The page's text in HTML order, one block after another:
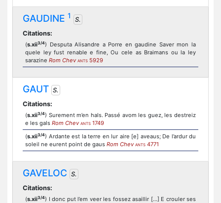
GAUDINE 1
S.
Citations:
(s.xii3/4) Desputa Alisandre a Porre en gaudine Saver mon la
quele ley fust renable e fine, Ou cele as Braimans ou la ley
sarazine Rom Chev ANTS 5929
GAUT S.
Citations:
(s.xii3/4) Surement m’en hals. Passé avom les guez, les destreiz
e les gals Rom Chev ANTS 1749
(s.xii3/4) Ardante est la terre en lur aire [e] aveaus; De l’ardur du
soleil ne eurent point de gaus Rom Chev ANTS 4771
GAVELOC S.
Citations:
(s.xii3/4) I donc put l’em veer les fossez asaillir [...] E crouler ses